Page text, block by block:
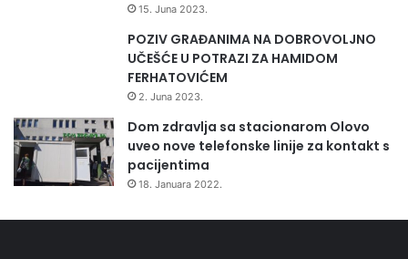
15. Juna 2023.
POZIV GRAĐANIMA NA DOBROVOLJNO
UČEŠĆE U POTRAZI ZA HAMIDOM
FERHATOVIĆEM
2. Juna 2023.
Dom zdravlja sa stacionarom Olovo
uveo nove telefonske linije za kontakt s
pacijentima
18. Januara 2022.